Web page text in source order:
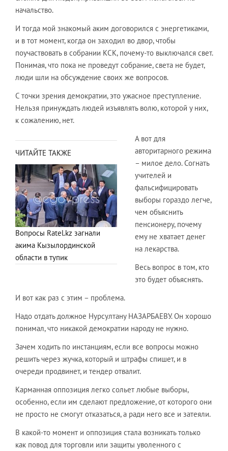
начальство.
И тогда мой знакомый аким договорился с энергетиками,
и в тот момент, когда он заходил во двор, чтобы
поучаствовать в собрании КСК, почему-то выключался свет.
Понимая, что пока не проведут собрание, света не будет,
люди шли на обсуждение своих же вопросов.
С точки зрения демократии, это ужасное преступление.
Нельзя принуждать людей изъявлять волю, которой у них,
к сожалению, нет.
ЧИТАЙТЕ ТАКЖЕ
Вопросы Ratel.kz загнали
акима Кызылординской
области в тупик
А вот для
авторитарного режима
– милое дело. Согнать
учителей и
фальсифицировать
выборы гораздо легче,
чем объяснить
пенсионеру, почему
ему не хватает денег
на лекарства.
Весь вопрос в том, кто
это будет объяснять.
И вот как раз с этим – проблема.
Надо отдать должное Нурсултану НАЗАРБАЕВУ. Он хорошо
понимал, что никакой демократии народу не нужно.
Зачем ходить по инстанциям, если все вопросы можно
решить через жучка, который и штрафы спишет, и в
очереди продвинет, и тендер отвалит.
Карманная оппозиция легко сольет любые выборы,
особенно, если им сделают предложение, от которого они
не просто не смогут отказаться, а ради него все и затеяли.
В какой-то момент и оппозиция стала возникать только
как повод для торговли или защиты уволенного с